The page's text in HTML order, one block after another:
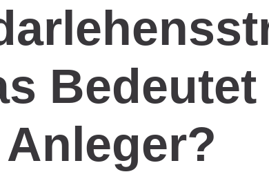
Bedeutet